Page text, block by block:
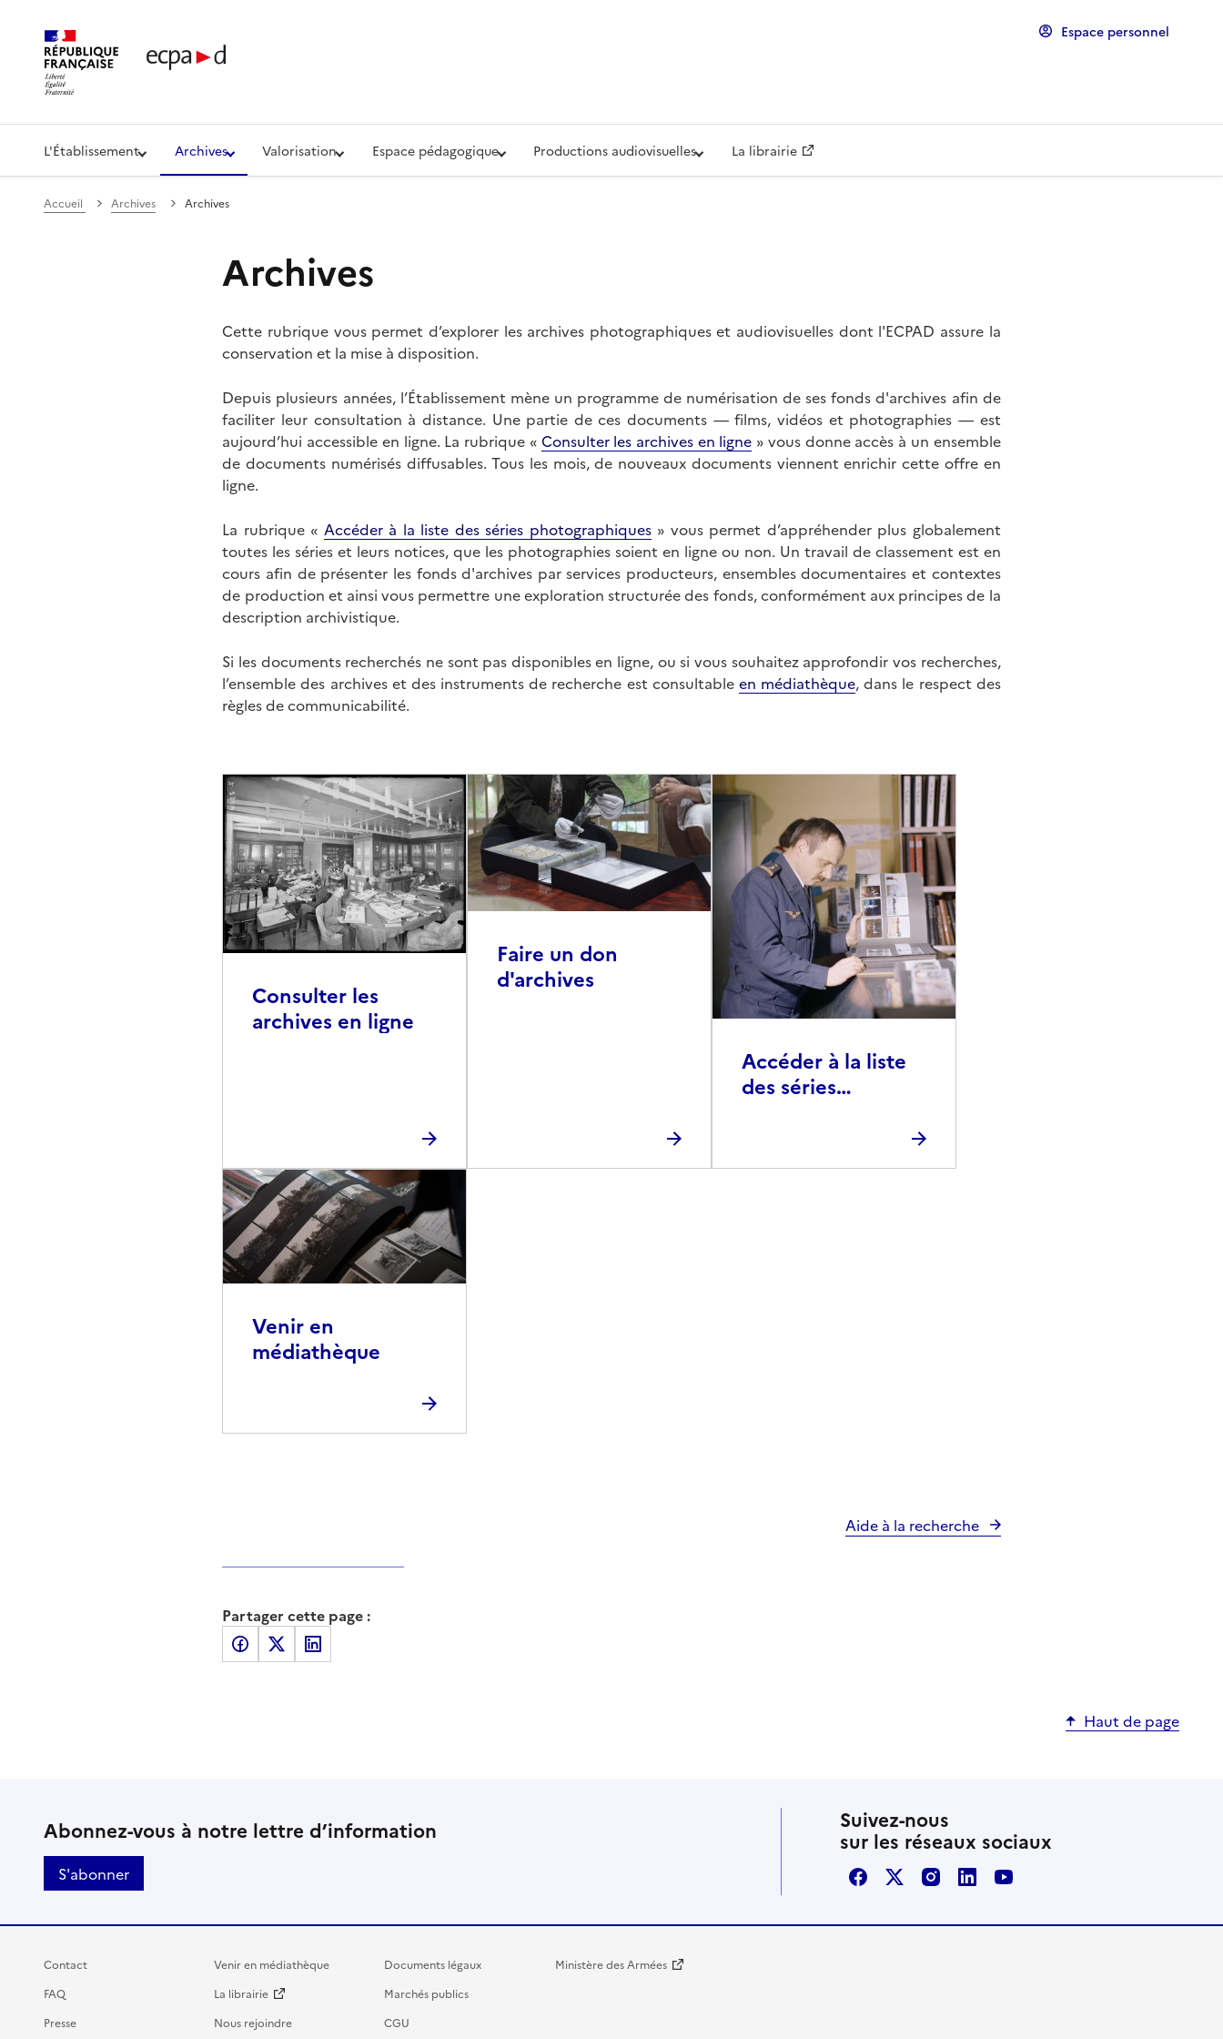
Établissement de communication et de production audiovisuelle de la Défense (ECPAD) Espace personnel
L'Établissement Archives Valorisation Espace pédagogique Productions audiovisuelles La librairie
Accueil Archives Archives
Archives
Cette rubrique vous permet d’explorer les archives photographiques et audiovisuelles dont l'ECPAD assure la
conservation et la mise à disposition.
Depuis plusieurs années, l’Établissement mène un programme de numérisation de ses fonds d'archives afin de
faciliter leur consultation à distance. Une partie de ces documents — films, vidéos et photographies — est
aujourd’hui accessible en ligne. La rubrique « Consulter les archives en ligne » vous donne accès à un ensemble
de documents numérisés diffusables. Tous les mois, de nouveaux documents viennent enrichir cette offre en
ligne.
La rubrique « Accéder à la liste des séries photographiques» vous permet d’appréhender plus globalement
toutes les séries et leurs notices, que les photographies soient en ligne ou non. Un travail de classement est en
cours afin de présenter les fonds d'archives par services producteurs, ensembles documentaires et contextes
de production et ainsi vous permettre une exploration structurée des fonds, conformément aux principes de la
description archivistique.
Si les documents recherchés ne sont pas disponibles en ligne, ou si vous souhaitez approfondir vos recherches,
l’ensemble des archives et des instruments de recherche est consultable en médiathèque, dans le respect des
règles de communicabilité.
Consulter les
archives en ligne
Faire un don
d'archives
Accéder à la liste
des séries
Venir en
médiathèque
Aide à la recherche
Partager cette page :
Partager sur Facebook
Partager sur XPartager sur LinkedIn
Haut de page
Abonnez-vous à notre lettre d’information
S'abonner
Suivez-nous
sur les réseaux sociaux
FacebookX / TwitterInstagram
LinkedInYoutube
Contact
FAQ
Presse
Venir en médiathèque
La librairie
Nous rejoindre
Documents légaux
Marchés publics
CGU
Ministère des Armées